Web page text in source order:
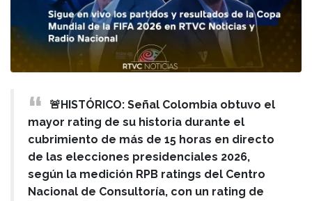
🚨HISTÓRICO: Señal Colombia obtuvo el
mayor rating de su historia durante el
cubrimiento de más de 15 horas en directo
de las elecciones presidenciales 2026,
según la medición RPB ratings del Centro
Nacional de Consultoría, con un rating de